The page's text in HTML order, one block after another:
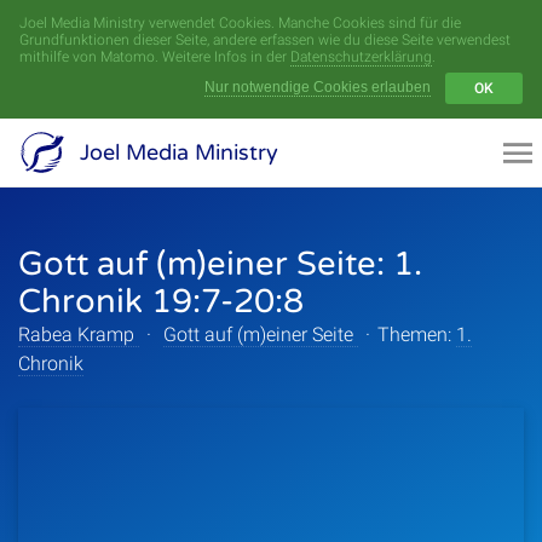
Joel Media Ministry verwendet Cookies. Manche Cookies sind für die
Grundfunktionen dieser Seite, andere erfassen wie du diese Seite verwendest
mithilfe von Matomo. Weitere Infos in der Datenschutzerklärung.
Nur notwendige Cookies erlauben
OK
Joel Media Ministry
Gott auf (m)einer Seite: 1.
Chronik 19:7-20:8
Rabea Kramp · Gott auf (m)einer Seite · Themen: 1.
Chronik
Menü
Videoarchiv
Serien